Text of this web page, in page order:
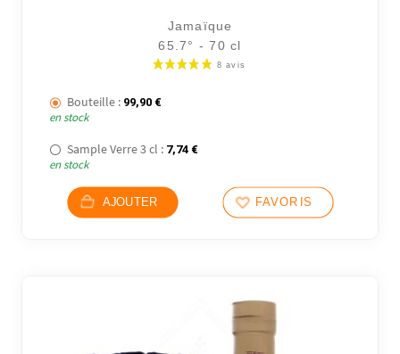
Jamaïque
65.7° - 70 cl
Bouteille : 99,90 €
en stock
Sample Verre 3 cl : 7,74 €
en stock
AJOUTER FAVORIS